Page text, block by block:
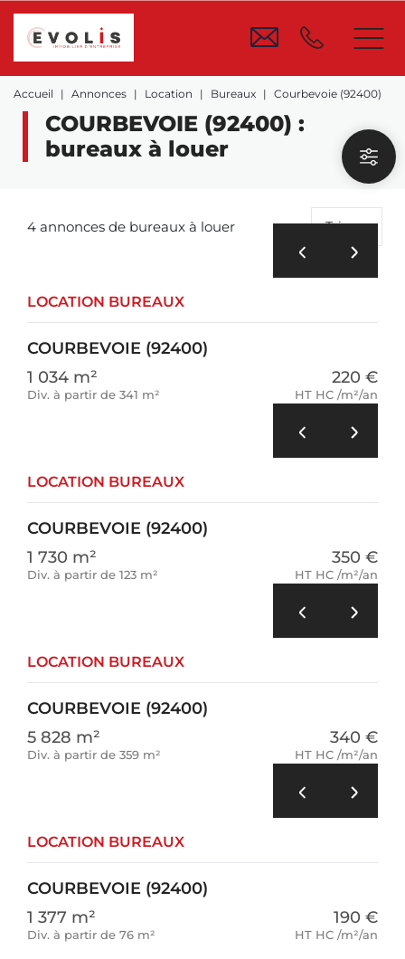
Accueil Annonces Location Bureaux Courbevoie (92400)
COURBEVOIE (92400) :
bureaux à louer
4 annonces de bureaux à louer Trier
LOCATION BUREAUX
COURBEVOIE (92400)
1 034 m²
Div. à partir de 341 m²
220 €
HT HC /m²/an
LOCATION BUREAUX
COURBEVOIE (92400)
1 730 m²
Div. à partir de 123 m²
350 €
HT HC /m²/an
LOCATION BUREAUX
COURBEVOIE (92400)
5 828 m²
Div. à partir de 359 m²
340 €
HT HC /m²/an
LOCATION BUREAUX
COURBEVOIE (92400)
1 377 m²
Div. à partir de 76 m²
190 €
HT HC /m²/an